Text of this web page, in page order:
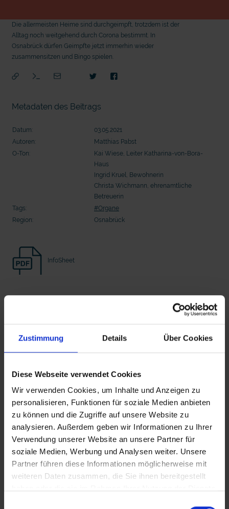
Zustimmung Details Über Cookies
Diese Webseite verwendet Cookies
Wir verwenden Cookies, um Inhalte und Anzeigen zu
personalisieren, Funktionen für soziale Medien anbieten
zu können und die Zugriffe auf unsere Website zu
analysieren. Außerdem geben wir Informationen zu Ihrer
Verwendung unserer Website an unsere Partner für
soziale Medien, Werbung und Analysen weiter. Unsere
Partner führen diese Informationen möglicherweise mit
weiteren Daten zusammen, die Sie ihnen bereitgestellt
Seelsorge für Trucker: "Könige der
Landstraße" oder "Deppen der Nation"?
"Wir bauen Cherson wieder auf" -
in der Ukraine
mit epd Text
Die allermeisten Heime sind durchgeimpft, trotzdem ist der
Alltag noch weitgehend durch Corona bestimmt. In
Osnabrück dürfen Geimpfte jetzt immerhin wieder
zusammensitzen und Bingo spielen.
Metadaten des Beitrags
Datum:
03.05.2021
Autoren:
Matthias Pabst
O-Ton:
Kai Wiese, Leiter Katharina-von-Bora-
Haus
Ingrid Kruel, Bewohnerin
Christa Wichmann, ehrenamtliche
Betreuerin
Tags:
#Organe
Region:
Osnabrück
InfoSheet
Beitrag Herunterladen
Vollversion
Zusätzliches Material
Bilder